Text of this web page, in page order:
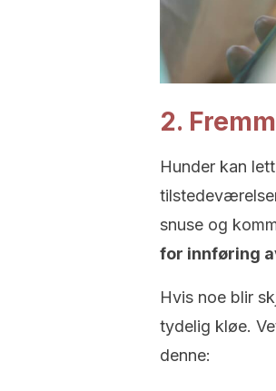
2.
Hunder kan
snuse og
for innføring
Hvis noe blir
tydelig kløe.
denne: